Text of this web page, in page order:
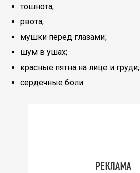
тошнота;
рвота;
мушки перед глазами;
шум в ушах;
красные пятна на лице и груди;
сердечные боли.